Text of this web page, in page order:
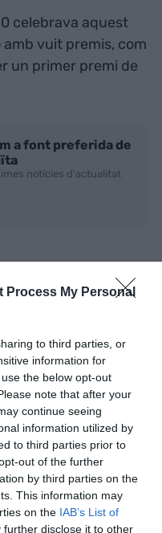
Process My Personal
to third parties, or
information for
the below opt-out
note that after your
continue seeing
information utilized by
to third parties prior to
out of the further
by third parties on the
This information may
on the IAB’s List of
further disclose it to other
celebrava aquest
vuit premis, com
un primer premi de
a font preferida de
notícies d'actualitat
em toca la Grossa